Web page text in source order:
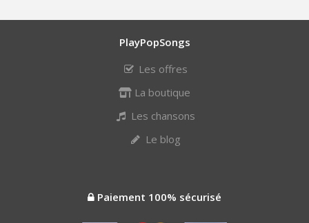
PlayPopSongs
Les offres
La boutique
Les chansons
Le blog
Paiement 100% sécurisé